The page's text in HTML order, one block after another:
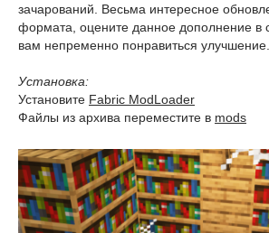
зачарований. Весьма интересное
формата, оцените данное дополнение в
вам непременно понравиться улучшение.
Установка:
Установите Fabric ModLoader
Файлы из архива переместите в mods